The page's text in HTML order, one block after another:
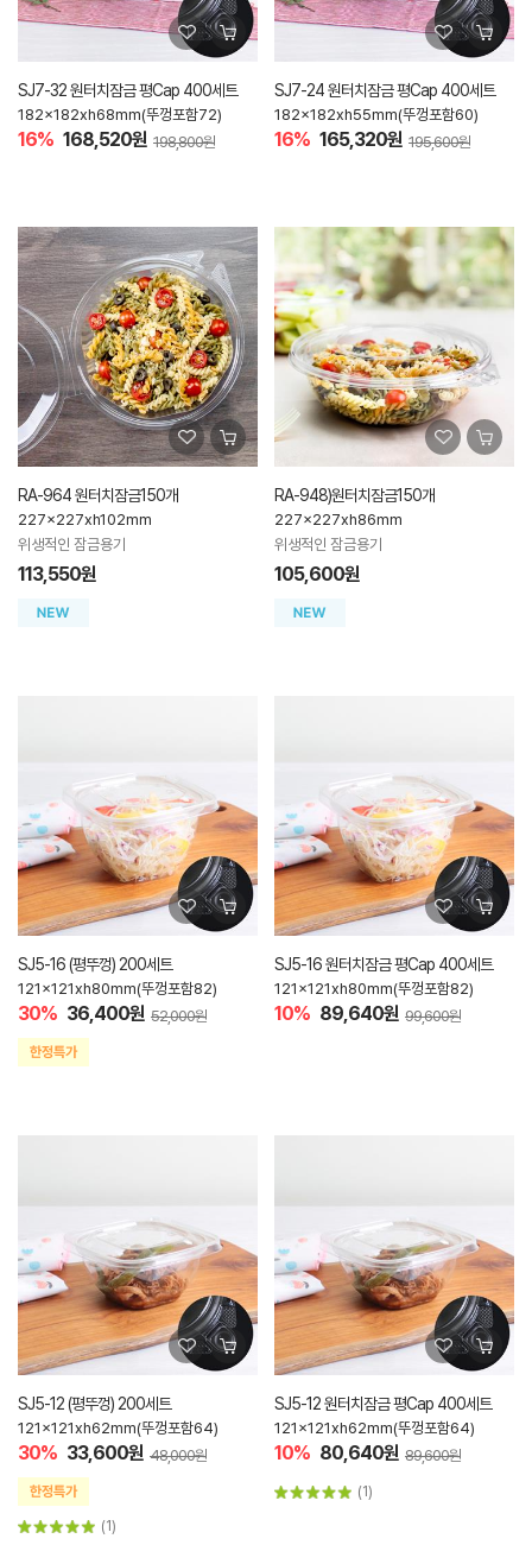
SJ7-32 원터치잠금 평Cap 400세트
182x182xh68mm(뚜껑포함72)
16% 168,520원 198,800원
SJ7-24 원터치잠금 평Cap 400세트
182x182xh55mm(뚜껑포함60)
16% 165,320원 195,600원
RA-964 원터치잠금150개
227x227xh102mm
위생적인 잠금용기
113,550원
RA-948)원터치잠금150개
227x227xh86mm
위생적인 잠금용기
105,600원
SJ5-16 (평뚜껑) 200세트
121x121xh80mm(뚜껑포함82)
30% 36,400원 52,000원
SJ5-16 원터치잠금 평Cap 400세트
121x121xh80mm(뚜껑포함82)
10% 89,640원 99,600원
SJ5-12 (평뚜껑) 200세트
121x121xh62mm(뚜껑포함64)
30% 33,600원 48,000원
(1)
SJ5-12 원터치잠금 평Cap 400세트
121x121xh62mm(뚜껑포함64)
10% 80,640원 89,600원
(1)